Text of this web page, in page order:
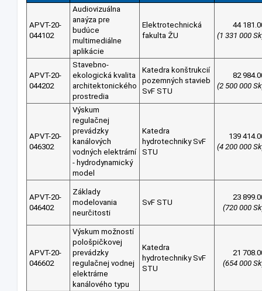
APVT-20-
044102
Audiovizuálna
anaýza pre
budúce
multimediálne
aplikácie
Elektrotechnická
fakulta ŽU
44
(1 331 000
APVT-20-
044202
Stavebno-
ekologická kvalita
architektonického
prostredia
Katedra konštrukcií
pozemných stavieb
SvF STU
82
(2 500 000
APVT-20-
046302
Výskum
regulačnej
prevádzky
kanálových
vodných elektrární
- hydrodynamický
model
Katedra
hydrotechniky SvF
STU
139
(4 200 000
APVT-20-
046402
Základy
modelovania
neurčitosti
SvF STU
23
(720 000
APVT-20-
046602
Výskum možností
pološpičkovej
prevádzky
regulačnej vodnej
elektrárne
kanálového typu
Katedra
hydrotechniky SvF
STU
21
(654 000